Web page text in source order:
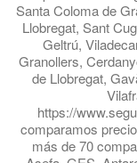
Santa Coloma de
Llobregat, Sant
Geltrú,
Granollers,
de Llobregat,
https://
comparamos
más de 70